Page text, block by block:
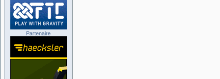
Partenaire